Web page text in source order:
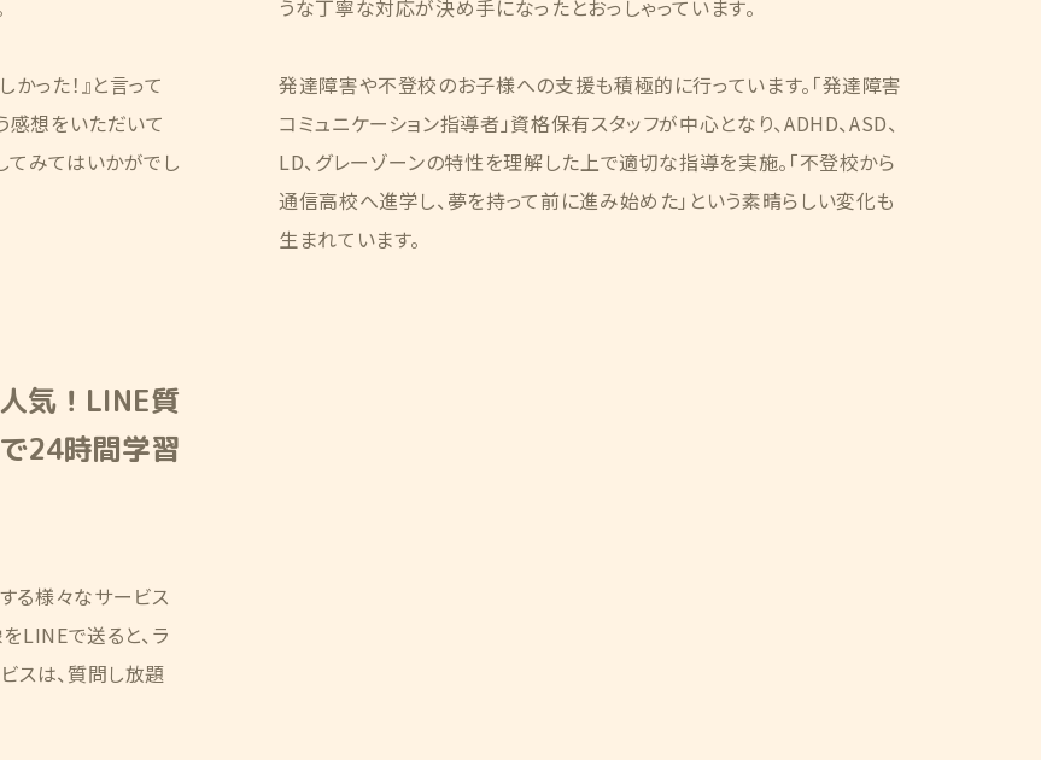
った！』と言って
感想をいただいて
てみてはいかがでし
うな丁寧な対応が決め手になったとおっしゃっています。
発達障害や不登校のお子様への支援も積極的に行っています。「発達障害
コミュニケーション指導者」資格保有スタッフが中心となり、ADHD、ASD、
LD、グレーゾーンの特性を理解した上で適切な指導を実施。「不登校から
通信高校へ進学し、夢を持って前に進み始めた」という素晴らしい変化も
生まれています。
気！LINE質
24時間学習
る様々なサービス
LINEで送ると、ラ
スは、質問し放題